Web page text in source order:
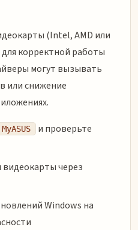
(Intel, AMD или
корректной работы
могут вызывать
или снижение
MyASUS
и проверьте
через
Windows на